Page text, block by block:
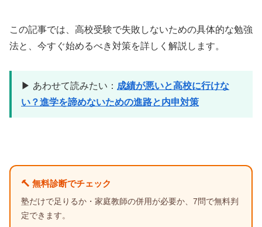
この記事では、高校受験で失敗しないための具体的な勉強
法と、今すぐ始めるべき対策を詳しく解説します。
▶ あわせて読みたい： 成績が悪いと高校に行けな
い？進学を諦めないための進路と内申対策
🔨 無料診断でチェック
塾だけで足りるか・家庭教師の併用が必要か、7問で無料判
定できます。